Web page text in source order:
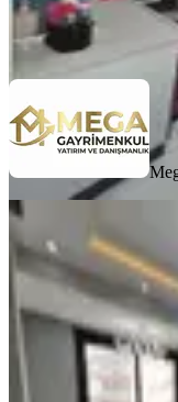
Mega emlak Melis
Ara
YENİ
2+1